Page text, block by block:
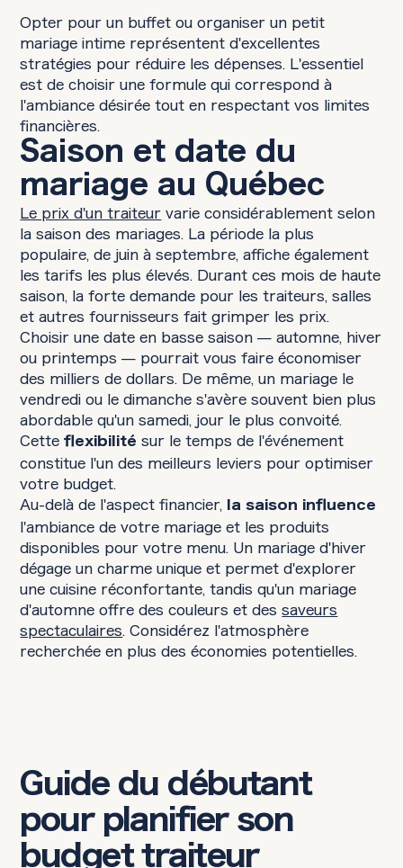
Opter pour un buffet ou organiser un petit
mariage intime représentent d'excellentes
stratégies pour réduire les dépenses. L'essentiel
est de choisir une formule qui correspond à
l'ambiance désirée tout en respectant vos limites
financières.
Saison et date du
mariage au Québec
Le prix d'un traiteurvarie considérablement selon
la saison des mariages. La période la plus
populaire, de juin à septembre, affiche également
les tarifs les plus élevés. Durant ces mois de haute
saison, la forte demande pour les traiteurs, salles
et autres fournisseurs fait grimper les prix.
Choisir une date en basse saison — automne, hiver
ou printemps — pourrait vous faire économiser
des milliers de dollars. De même, un mariage le
vendredi ou le dimanche s'avère souvent bien plus
abordable qu'un samedi, jour le plus convoité.
Cetteflexibilité sur le temps de l'événement
constitue l'un des meilleurs leviers pour optimiser
votre budget.
Au-delà de l'aspect financier, la saison influence
l'ambiance de votre mariage et les produits
disponibles pour votre menu. Un mariage d'hiver
dégage un charme unique et permet d'explorer
une cuisine réconfortante, tandis qu'un mariage
d'automne offre des couleurs et dessaveurs
spectaculaires. Considérez l'atmosphère
recherchée en plus des économies potentielles.
Guide du débutant
pour planifier son
budget traiteur